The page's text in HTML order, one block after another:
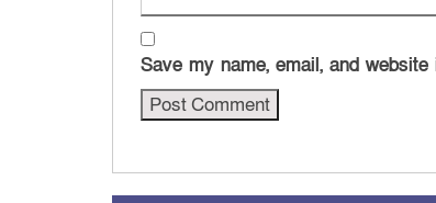
Save my name, email, and